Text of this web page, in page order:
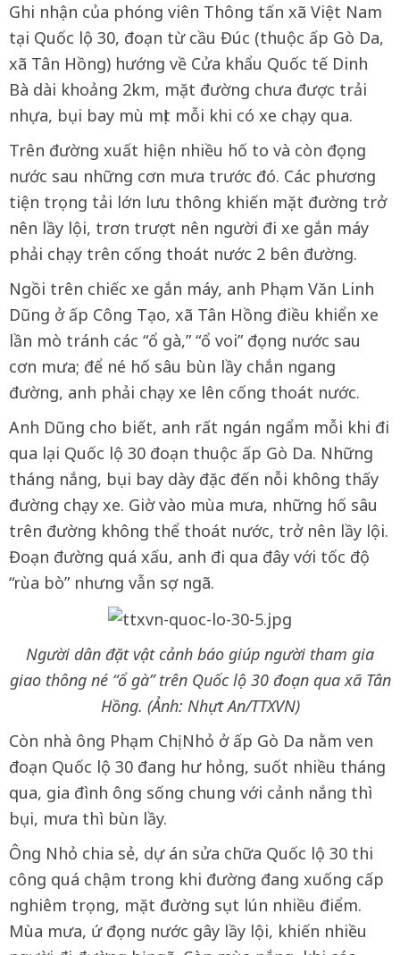
Ghi nhận của phóng viên Thông tấn xã Việt Nam
tại Quốc lộ 30, đoạn từ cầu Đúc (thuộc ấp Gò Da,
xã Tân Hồng) hướng về Cửa khẩu Quốc tế Dinh
Bà dài khoảng 2km, mặt đường chưa được trải
nhựa, bụi bay mù mịt mỗi khi có xe chạy qua.
Trên đường xuất hiện nhiều hố to và còn đọng
nước sau những cơn mưa trước đó. Các phương
tiện trọng tải lớn lưu thông khiến mặt đường trở
nên lầy lội, trơn trượt nên người đi xe gắn máy
phải chạy trên cống thoát nước 2 bên đường.
Ngồi trên chiếc xe gắn máy, anh Phạm Văn Linh
Dũng ở ấp Công Tạo, xã Tân Hồng điều khiển xe
lần mò tránh các “ổ gà,” “ổ voi” đọng nước sau
cơn mưa; để né hố sâu bùn lầy chắn ngang
đường, anh phải chạy xe lên cống thoát nước.
Anh Dũng cho biết, anh rất ngán ngẩm mỗi khi đi
qua lại Quốc lộ 30 đoạn thuộc ấp Gò Da. Những
tháng nắng, bụi bay dày đặc đến nỗi không thấy
đường chạy xe. Giờ vào mùa mưa, những hố sâu
trên đường không thể thoát nước, trở nên lầy lội.
Đoạn đường quá xấu, anh đi qua đây với tốc độ
“rùa bò” nhưng vẫn sợ ngã.
Người dân đặt vật cảnh báo giúp người tham gia
giao thông né “ổ gà” trên Quốc lộ 30 đoạn qua xã Tân
Hồng. (Ảnh: Nhựt An/TTXVN)
Còn nhà ông Phạm Chị Nhỏ ở ấp Gò Da nằm ven
đoạn Quốc lộ 30 đang hư hỏng, suốt nhiều tháng
qua, gia đình ông sống chung với cảnh nắng thì
bụi, mưa thì bùn lầy.
Ông Nhỏ chia sẻ, dự án sửa chữa Quốc lộ 30 thi
công quá chậm trong khi đường đang xuống cấp
nghiêm trọng, mặt đường sụt lún nhiều điểm.
Mùa mưa, ứ đọng nước gây lầy lội, khiến nhiều